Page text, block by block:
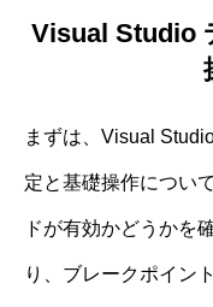
Visual Studio
まずは、Visual
定と基礎操作につい
ドが有効かどうかを
り、ブレークポイン